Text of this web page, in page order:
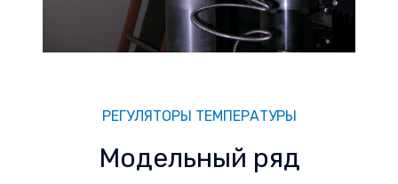
РЕГУЛЯТОРЫ ТЕМПЕРАТУРЫ
Модельный ряд